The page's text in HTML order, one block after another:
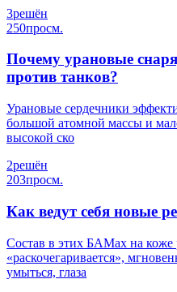
3решён
250просм.
Почему урановые
против танков?
Урановые сердечники
большой атомной массы и
высокой ско
2решён
203просм.
Как ведут себя новые
Состав в этих БАМах на коже
«раскочегаривается»,
умыться, глаза